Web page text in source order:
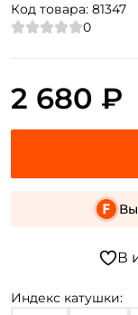
Код товара: 81347
0
Индекс катушки:
2 680 ₽